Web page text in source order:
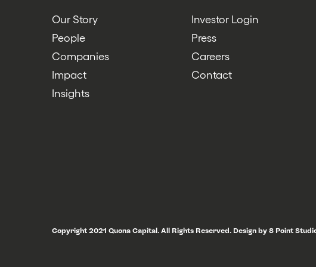
Our Story
People
Companies
Impact
Insights
Investor Login
Press
Careers
Contact
Copyright 2021 Quona Capital. All Rights Reserved. Design by 8 Point